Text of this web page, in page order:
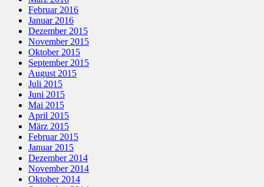
Februar 2016
Januar 2016
Dezember 2015
November 2015
Oktober 2015
September 2015
August 2015
Juli 2015
Juni 2015
Mai 2015
April 2015
März 2015
Februar 2015
Januar 2015
Dezember 2014
November 2014
Oktober 2014